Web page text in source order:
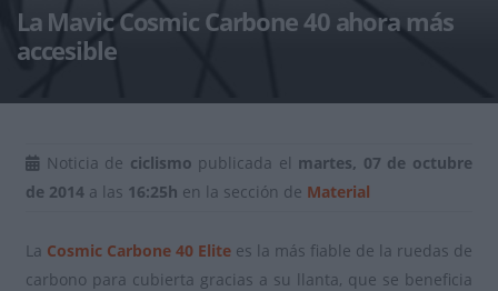
La Mavic Cosmic Carbone 40 ahora más
accesible
Noticia de ciclismo publicada el martes, 07 de octubre
de 2014 a las 16:25h en la sección de Material
La Cosmic Carbone 40 Elite es la más fiable de la ruedas de
carbono para cubierta gracias a su llanta, que se beneficia